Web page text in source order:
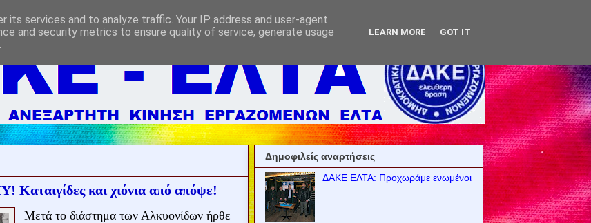
Καταιγίδες και χιόνια από απόψε!
Μετά το διάστημα των Αλκυονίδων ήρθε
Δημοφιλείς αναρτήσεις
ΔΑΚΕ ΕΛΤΑ: Προχωράμε ενωμένοι
its services and to analyze traffic. Your IP address and user-agent
and security metrics to ensure quality of service, generate usage
LEARN MORE GOT IT